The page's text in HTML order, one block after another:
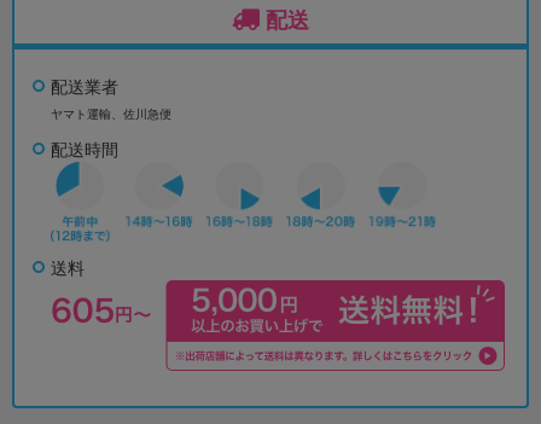
配送
配送業者
ヤマト運輸、佐川急便
配送時間
送料